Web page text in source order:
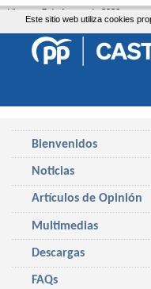
Este sitio web utiliza cookies
Bienvenidos
Noticias
Artículos de Opinión
Multimedias
Descargas
FAQs
Viernes, 7 de Agosto de 2026